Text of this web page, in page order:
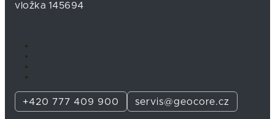
vložka 145694
+420 777 409 900 servis@geocore.cz